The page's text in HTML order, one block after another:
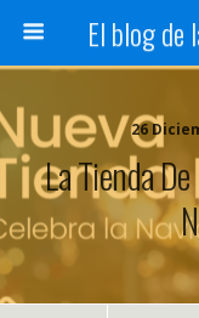
26
La Tienda